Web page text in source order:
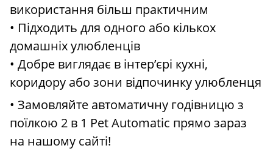
використання більш практичним
• Підходить для одного або кількох
домашніх улюбленців
• Добре виглядає в інтер’єрі кухні,
коридору або зони відпочинку улюбленця
• Замовляйте автоматичну годівницю з
поїлкою 2 в 1 Pet Automatic прямо зараз
на нашому сайті!